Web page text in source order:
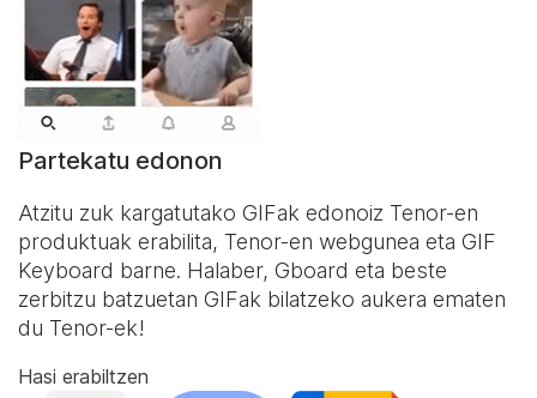
Partekatu edonon
Atzitu zuk kargatutako GIFak edonoiz Tenor-en
produktuak erabilita, Tenor-en webgunea eta GIF
Keyboard barne. Halaber, Gboard eta beste
zerbitzu batzuetan GIFak bilatzeko aukera ematen
du Tenor-ek!
Hasi erabiltzen